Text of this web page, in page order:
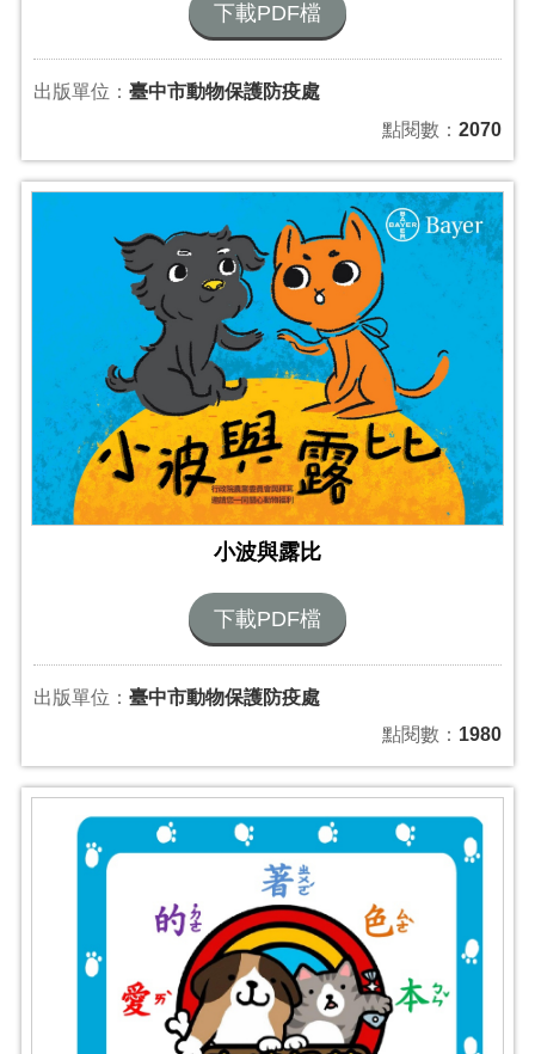
下載PDF檔
出版單位： 臺中市動物保護防疫處
點閱數：2070
小波與露比
下載PDF檔
出版單位： 臺中市動物保護防疫處
點閱數： 1980